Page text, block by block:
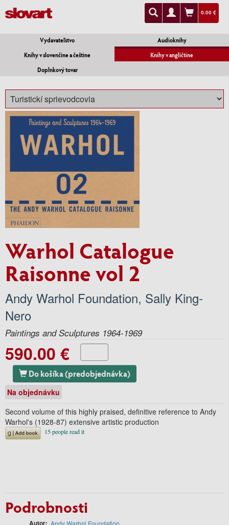
0.00 €
Vydavateľstvo
Audioknihy
Knihy v slovenčine a češtine
Knihy v angličtine
Doplnkový tovar
Warhol Catalogue
Raisonne vol 2
Andy Warhol Foundation, Sally King-
Nero
Paintings and Sculptures 1964-1969
590.00 €
Do košíka (predobjednávka)
Na objednávku
Second volume of this highly praised, definitive reference to Andy
Warhol's (1928-87) extensive artistic production
Podrobnosti
Autor Andy Warhol Foundation